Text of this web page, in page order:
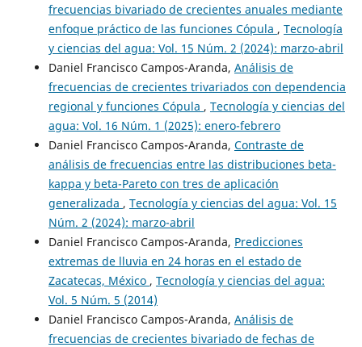
frecuencias bivariado de crecientes anuales mediante
enfoque práctico de las funciones Cópula , Tecnología
y ciencias del agua: Vol. 15 Núm. 2 (2024): marzo-abril
Daniel Francisco Campos-Aranda, Análisis de
frecuencias de crecientes trivariados con dependencia
regional y funciones Cópula , Tecnología y ciencias del
agua: Vol. 16 Núm. 1 (2025): enero-febrero
Daniel Francisco Campos-Aranda, Contraste de
análisis de frecuencias entre las distribuciones beta-
kappa y beta-Pareto con tres de aplicación
generalizada , Tecnología y ciencias del agua: Vol. 15
Núm. 2 (2024): marzo-abril
Daniel Francisco Campos-Aranda, Predicciones
extremas de lluvia en 24 horas en el estado de
Zacatecas, México , Tecnología y ciencias del agua:
Vol. 5 Núm. 5 (2014)
Daniel Francisco Campos-Aranda, Análisis de
frecuencias de crecientes bivariado de fechas de